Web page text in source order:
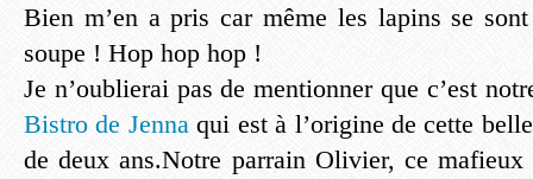
Bien m’en a pris car même les lapins se
soupe ! Hop hop hop !
Je n’oublierai pas de mentionner que c’est
Bistro de Jennaqui est à l’origine de cette
de deux ans.Notre parrain Olivier, ce